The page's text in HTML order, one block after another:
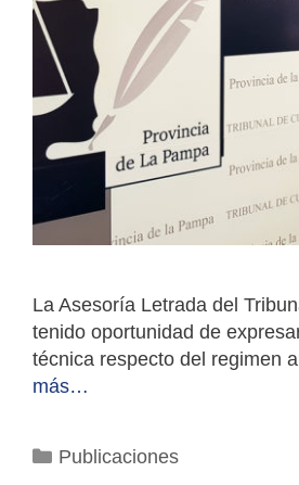
La Asesoría Letrada del
tenido oportunidad de
técnica respecto del regimen
más…
Categorías
Publicaciones